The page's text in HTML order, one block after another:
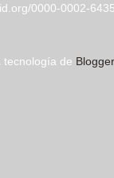
0000-0002-
tecnología de Blogger.